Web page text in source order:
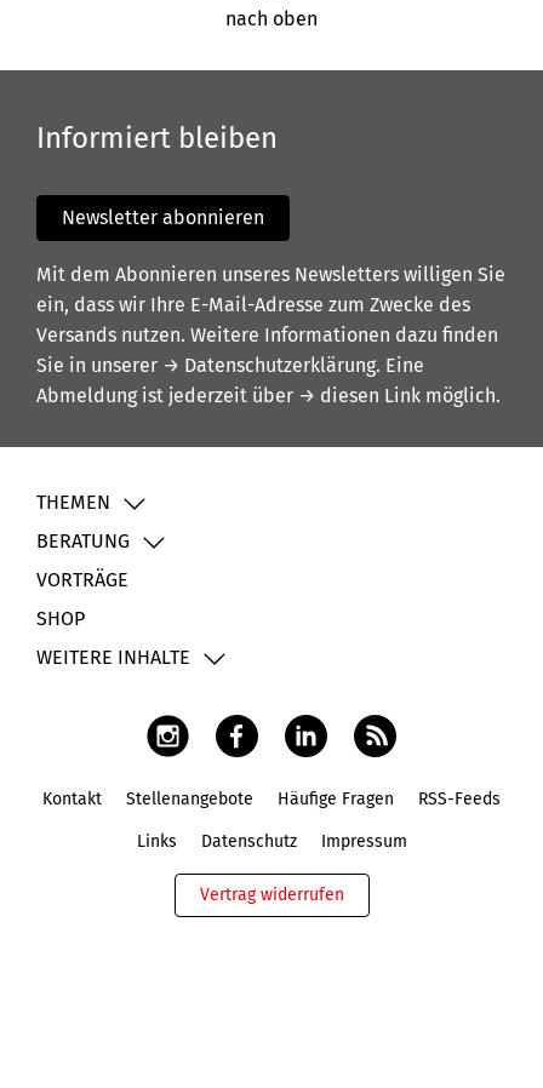
nach oben
Informiert bleiben
Newsletter abonnieren
Mit dem Abonnieren unseres Newsletters willigen Sie
ein, dass wir Ihre E-Mail-Adresse zum Zwecke des
Versands nutzen. Weitere Informationen dazu finden
Sie in unserer → Datenschutzerklärung. Eine
Abmeldung ist jederzeit über → diesen Link möglich.
THEMEN
BERATUNG
VORTRÄGE
SHOP
WEITERE INHALTE
Kontakt Stellenangebote Häufige Fragen RSS-Feeds
Links Datenschutz Impressum
Vertrag widerrufen